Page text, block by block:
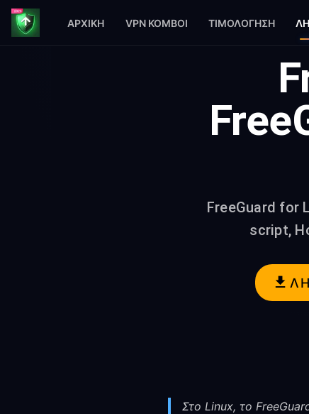
ΑΡΧΙΚΉ VPN ΚΌΜΒΟΙ ΤΙΜΟΛΌΓΗΣΗ
FreeGuard for
script,
Στο Linux, το